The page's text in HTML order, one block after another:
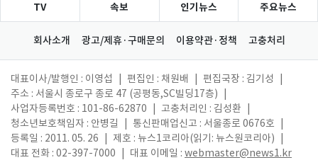
TV 속보 인기뉴스 주요뉴스
회사소개 광고/제휴·구매문의 이용약관·정책 고충처리
대표이사/발행인 : 이영섭 편집인 : 채원배 편집국장 : 김기성
주소 : 서울시 종로구 종로 47 (공평동,SC빌딩17층)
사업자등록번호 : 101-86-62870
고충처리인 : 김성환
청소년보호책임자 : 안병길
통신판매업신고 : 서울종로 0676호
등록일 : 2011. 05. 26
제호 : 뉴스1코리아(읽기: 뉴스원코리아)
대표 전화 : 02-397-7000
대표 이메일 : webmaster@news1.kr